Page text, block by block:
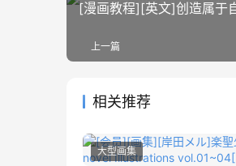
[漫画教程][英文]创造属于
上一篇
相关推荐
大型画集